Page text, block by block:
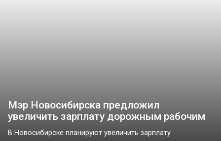
Мэр Новосибирска предложил
увеличить зарплату дорожным рабочим
В Новосибирске планируют увеличить зарплату